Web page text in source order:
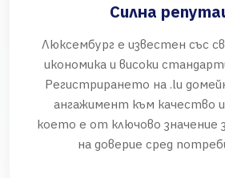
Силна
Люксембург е известен със
икономика и високи
Регистрирането на .lu
ангажимент към качество
което е от ключово значение
на доверие сред